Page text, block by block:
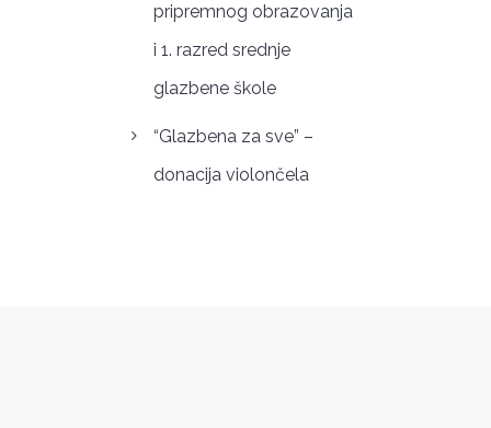
pripremnog obrazovanja
i 1. razred srednje
glazbene škole
“Glazbena za sve” –
donacija violončela